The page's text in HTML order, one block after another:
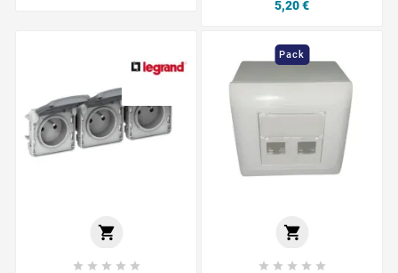
5,20 €

    
Pack

    